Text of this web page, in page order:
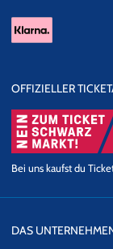
OFFIZIELLER
Bei uns kaufst du
DAS